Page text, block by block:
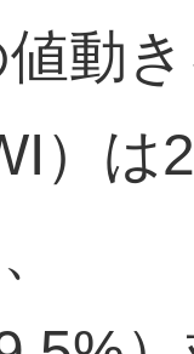
値動
）は